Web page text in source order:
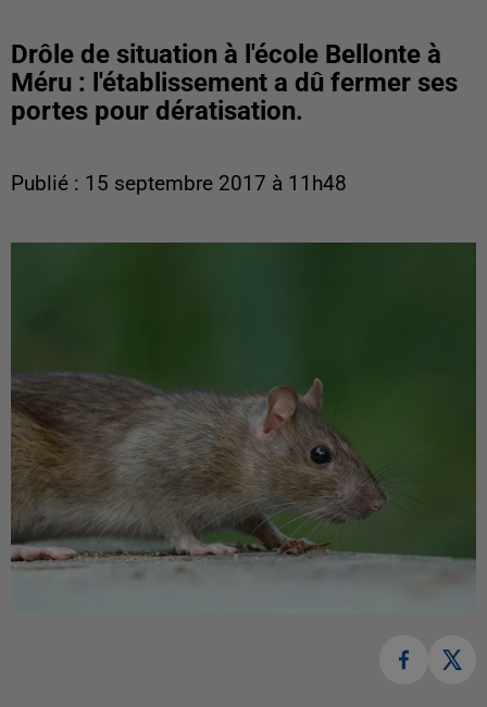
Drôle de situation à l'école Bellonte à
Méru : l'établissement a dû fermer ses
portes pour dératisation.
Publié : 15 septembre 2017 à 11h48